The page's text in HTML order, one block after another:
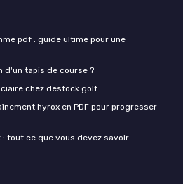
pdf : guide ultime pour une
d'un tapis de course ?
chez destock golf
hyrox en PDF pour progresser
tout ce que vous devez savoir